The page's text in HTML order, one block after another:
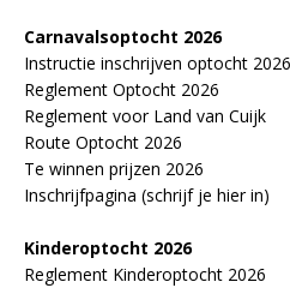
Carnavalsoptocht 2026
Instructie inschrijven optocht 2026
Reglement Optocht 2026
Reglement voor Land van Cuijk
Route Optocht 2026
Te winnen prijzen 2026
Inschrijfpagina (schrijf je hier in)
Kinderoptocht 2026
Reglement Kinderoptocht 2026